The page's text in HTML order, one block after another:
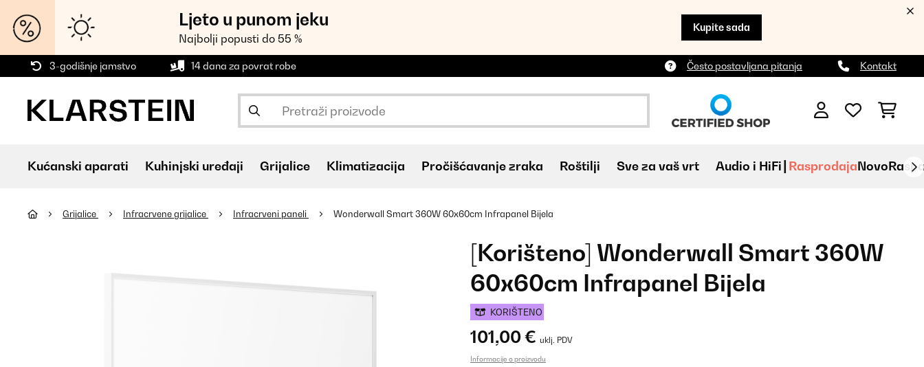
Ljeto u punom jeku
Najbolji popusti do 55 %
Kupite sada
3-godišnje jamstvo 14 dana za povrat robe Često postavljana pitanja Kontakt
Kućanski aparati Kuhinjski uređaji Grijalice Klimatizacija Pročišćavanje zraka Roštilji Sve za vaš vrt Audio i HiFi RasprodajaNovo
Grijalice Infracrvene grijalice Infracrveni paneli Wonderwall Smart 360W 60x60cm Infrapanel Bijela
[Korišteno] Wonderwall Smart 360W
60x60cm Infrapanel Bijela
KORIŠTENO
101,00 € uklj. PDV
Informacije o proizvodu